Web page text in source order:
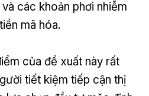
các khoản phơi nhiễm
mã hóa.
của đề xuất này rất
tiết kiệm tiếp cận thị